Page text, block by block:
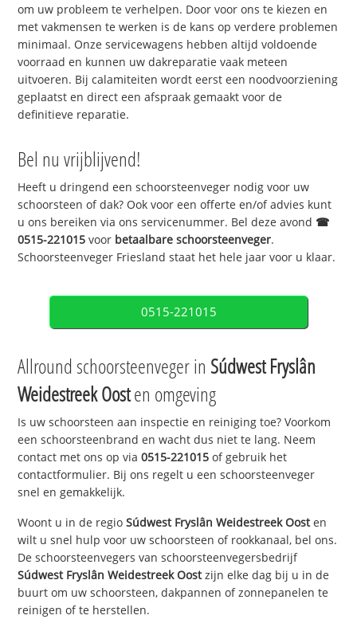
om uw probleem te verhelpen. Door voor ons te kiezen en
met vakmensen te werken is de kans op verdere problemen
minimaal. Onze servicewagens hebben altijd voldoende
voorraad en kunnen uw dakreparatie vaak meteen
uitvoeren. Bij calamiteiten wordt eerst een noodvoorziening
geplaatst en direct een afspraak gemaakt voor de
definitieve reparatie.
Bel nu vrijblijvend!
Heeft u dringend een schoorsteenveger nodig voor uw
schoorsteen of dak? Ook voor een offerte en/of advies kunt
u ons bereiken via ons servicenummer. Bel deze avond ☎
0515-221015 voor betaalbare schoorsteenveger.
Schoorsteenveger Friesland staat het hele jaar voor u klaar.
0515-221015
Allround schoorsteenveger in Súdwest Fryslân
Weidestreek Oosten omgeving
Is uw schoorsteen aan inspectie en reiniging toe? Voorkom
een schoorsteenbrand en wacht dus niet te lang. Neem
contact met ons op via0515-221015 of gebruik het
contactformulier. Bij ons regelt u een schoorsteenveger
snel en gemakkelijk.
Woont u in de regioSúdwest Fryslân Weidestreek Oosten
wilt u snel hulp voor uw schoorsteen of rookkanaal, bel ons.
De schoorsteenvegers van schoorsteenvegersbedrijf
Súdwest Fryslân Weidestreek Oostzijn elke dag bij u in de
buurt om uw schoorsteen, dakpannen of zonnepanelen te
reinigen of te herstellen.